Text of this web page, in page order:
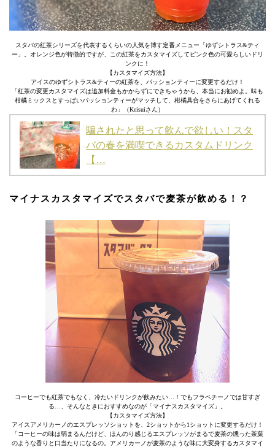
スタバの紅茶シリーズを代表するくらいの人気を博す定番メニュー「ゆずシトラス&ティ
ー」。オレンジ色が特徴的ですが、この紅茶をカスタマイズしてピンク色の可愛らしいドリ
ンクに！
【カスタマイズ方法】
アイスのゆずシトラス&ティーの紅茶を、パッションティーに変更するだけ！
「紅茶の変更カスタマイズは追加料金もかからずにできちゃうから、本当にお勧めよ。味も
柑橘ミックスとすっぱいパッションティーがマッチして、柑橘具合をさらにあげてくれる
わ」（Keisuiさん）
騙されたと思って飲んで欲しい！スタ
バの春を満喫できるカスタムドリンク
【…
マイナスカスタマイズでスタバで麦茶が飲める！？
コーヒーでも紅茶でもなく、冷たいドリンクが飲みたい…！でもフラペチーノでは甘すぎ
る…、そんなときにおすすめなのが「マイナスカスタマイズ」。
【カスタマイズ方法】
アイスアメリカーノのエスプレッソショットを、2ショットから1ショットに変更するだけ！
「コーヒーの味は弱まるんだけど、ほんのり感じるエスプレッソがまるで麦茶の燻った茶葉
のような香りと口当たりになるの。アメリカーノが麦茶のような味に大変身するカスタマイ